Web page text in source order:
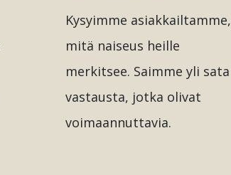
Kysyimme asiakkailtamme,
mitä naiseus heille
merkitsee. Saimme yli sata
vastausta, jotka olivat
voimaannuttavia.